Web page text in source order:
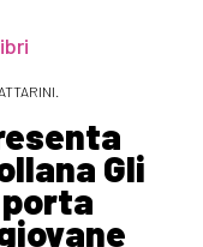
Gli